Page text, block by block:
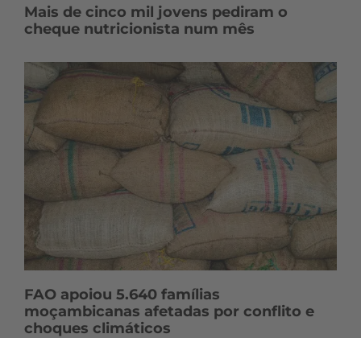
Mais de cinco mil jovens pediram o
cheque nutricionista num mês
FAO apoiou 5.640 famílias
moçambicanas afetadas por conflito e
choques climáticos